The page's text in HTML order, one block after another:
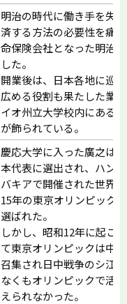
明治の時代に働き手を失
済する方法の必要性を痛
命保険会社となった明治
した。
開業後は、日本各地に巡
広める役割も果たした業
イオ州立大学校内にある
が飾られている。
慶応大学に入った廣之は
本代表に選出され、ハン
バキアで開催された世界
15年の東京オリンピック
選ばれた。
しかし、昭和12年に起こ
て東京オリンピックは中
召集され日中戦争のシ江
なくもオリンピックで活
えられなかった。